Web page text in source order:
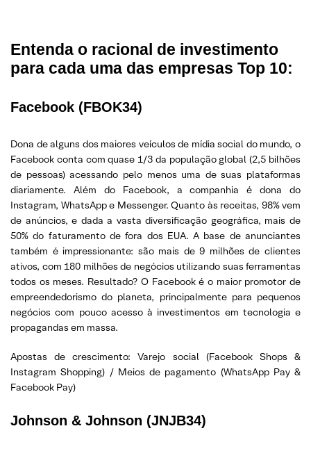
Entenda o racional de investimento
para cada uma das empresas Top 10:
Facebook (FBOK34)
Dona de alguns dos maiores veículos de mídia social do mundo, o
Facebook conta com quase 1/3 da população global (2,5 bilhões
de pessoas) acessando pelo menos uma de suas plataformas
diariamente. Além do Facebook, a companhia é dona do
Instagram, WhatsApp e Messenger. Quanto às receitas, 98% vem
de anúncios, e dada a vasta diversificação geográfica, mais de
50% do faturamento de fora dos EUA. A base de anunciantes
também é impressionante: são mais de 9 milhões de clientes
ativos, com 180 milhões de negócios utilizando suas ferramentas
todos os meses. Resultado? O Facebook é o maior promotor de
empreendedorismo do planeta, principalmente para pequenos
negócios com pouco acesso à investimentos em tecnologia e
propagandas em massa.
Apostas de crescimento: Varejo social (Facebook Shops &
Instagram Shopping) / Meios de pagamento (WhatsApp Pay &
Facebook Pay)
Johnson & Johnson (JNJB34)